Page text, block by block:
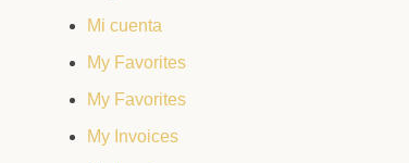
Mi cuenta
My Favorites
My Favorites
My Invoices